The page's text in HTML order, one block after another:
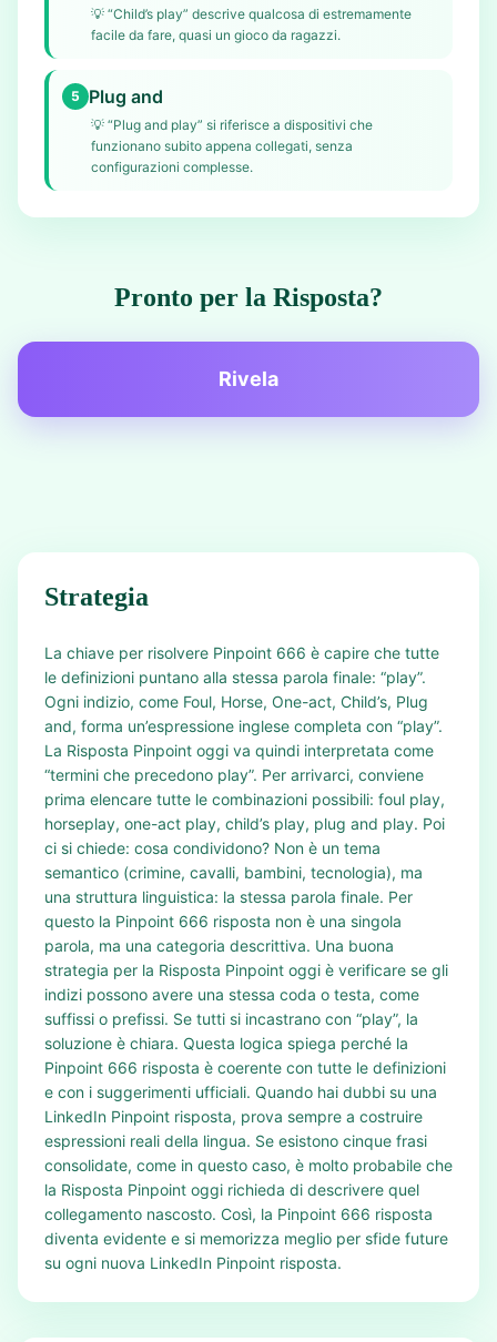
💡 “Child’s play” descrive qualcosa di estremamente
facile da fare, quasi un gioco da ragazzi.
5 Plug and
💡 “Plug and play” si riferisce a dispositivi che
funzionano subito appena collegati, senza
configurazioni complesse.
Pronto per la Risposta?
Rivela
Strategia
La chiave per risolvere Pinpoint 666 è capire che tutte
le definizioni puntano alla stessa parola finale: “play”.
Ogni indizio, come Foul, Horse, One-act, Child’s, Plug
and, forma un’espressione inglese completa con “play”.
La Risposta Pinpoint oggi va quindi interpretata come
“termini che precedono play”. Per arrivarci, conviene
prima elencare tutte le combinazioni possibili: foul play,
horseplay, one-act play, child’s play, plug and play. Poi
ci si chiede: cosa condividono? Non è un tema
semantico (crimine, cavalli, bambini, tecnologia), ma
una struttura linguistica: la stessa parola finale. Per
questo la Pinpoint 666 risposta non è una singola
parola, ma una categoria descrittiva. Una buona
strategia per la Risposta Pinpoint oggi è verificare se gli
indizi possono avere una stessa coda o testa, come
suffissi o prefissi. Se tutti si incastrano con “play”, la
soluzione è chiara. Questa logica spiega perché la
Pinpoint 666 risposta è coerente con tutte le definizioni
e con i suggerimenti ufficiali. Quando hai dubbi su una
LinkedIn Pinpoint risposta, prova sempre a costruire
espressioni reali della lingua. Se esistono cinque frasi
consolidate, come in questo caso, è molto probabile che
la Risposta Pinpoint oggi richieda di descrivere quel
collegamento nascosto. Così, la Pinpoint 666 risposta
diventa evidente e si memorizza meglio per sfide future
su ogni nuova LinkedIn Pinpoint risposta.